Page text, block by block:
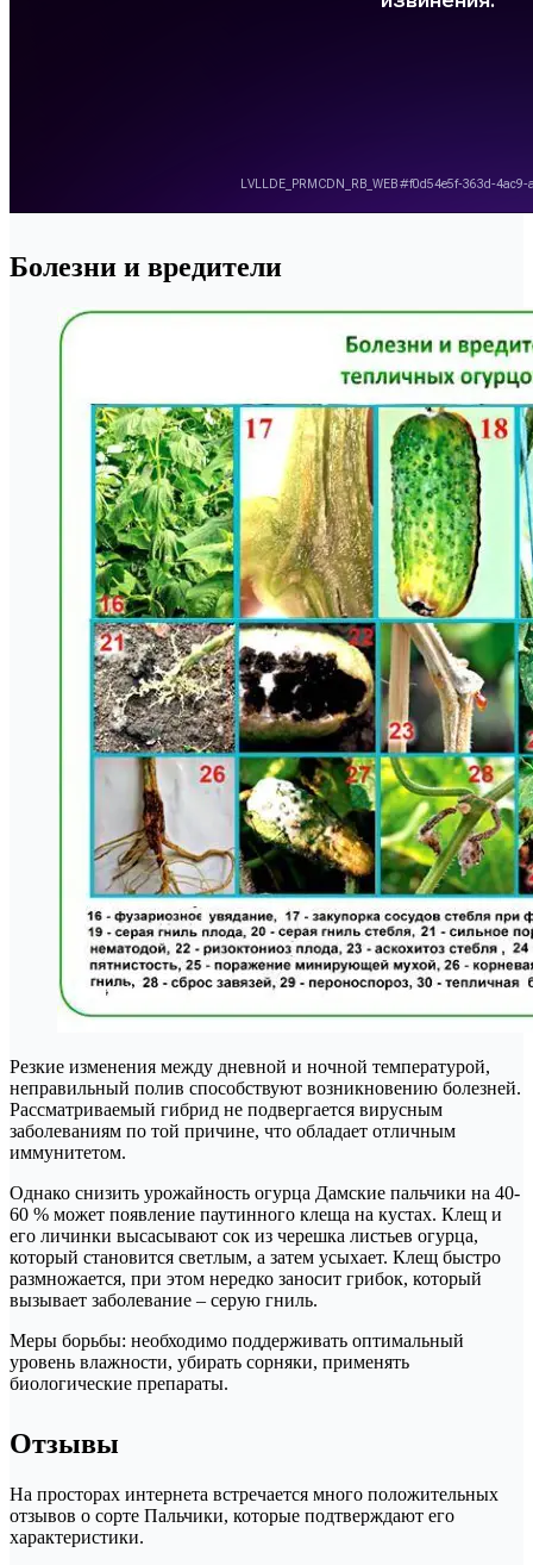
Болезни и вредители
Резкие изменения между дневной и ночной температурой,
неправильный полив способствуют возникновению болезней.
Рассматриваемый гибрид не подвергается вирусным
заболеваниям по той причине, что обладает отличным
иммунитетом.
Однако снизить урожайность огурца Дамские пальчики на 40-
60 % может появление паутинного клеща на кустах. Клещ и
его личинки высасывают сок из черешка листьев огурца,
который становится светлым, а затем усыхает. Клещ быстро
размножается, при этом нередко заносит грибок, который
вызывает заболевание – серую гниль.
Меры борьбы: необходимо поддерживать оптимальный
уровень влажности, убирать сорняки, применять
биологические препараты.
Отзывы
На просторах интернета встречается много положительных
отзывов о сорте Пальчики, которые подтверждают его
характеристики.